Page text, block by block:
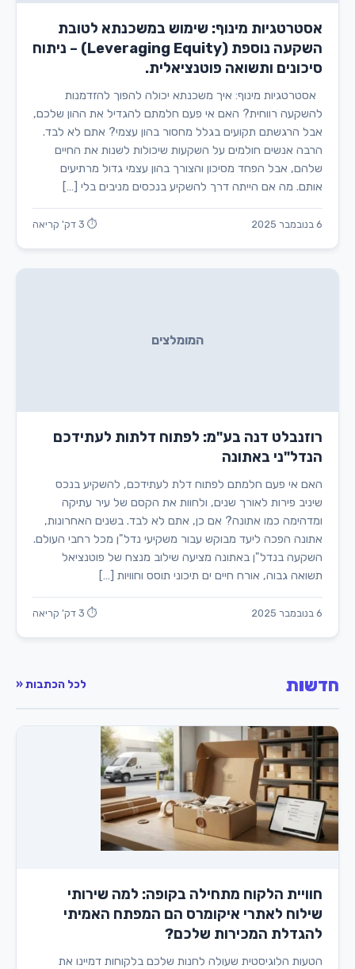
אסטרטגיות מינוף: שימוש במשכנתא לטובת
השקעה נוספת (Leveraging Equity) – ניתוח
סיכונים ותשואה פוטנציאלית.
אסטרטגיות מינוף: איך משכנתא יכולה להפוך להזדמנות
להשקעה רווחית? האם אי פעם חלמתם להגדיל את ההון שלכם,
אבל הרגשתם תקועים בגלל מחסור בהון עצמי? אתם לא לבד.
הרבה אנשים חולמים על השקעות שיכולות לשנות את החיים
שלהם, אבל הפחד מסיכון והצורך בהון עצמי גדול מרתיעים
אותם. מה אם הייתה דרך להשקיע בנכסים מניבים בלי […]
6 בנובמבר 2025 ⏱ 3 דק' קריאה
המומלצים
רוזנבלט דנה בע"מ: לפתוח דלתות לעתידכם
הנדל"ני באתונה
האם אי פעם חלמתם לפתוח דלת לעתידכם, להשקיע בנכס
שיניב פירות לאורך שנים, ולחוות את הקסם של עיר עתיקה
ומדהימה כמו אתונה? אם כן, אתם לא לבד. בשנים האחרונות,
אתונה הפכה ליעד מבוקש עבור משקיעי נדל"ן מכל רחבי העולם.
השקעה בנדל"ן באתונה מציעה שילוב מנצח של פוטנציאל
תשואה גבוה, אורח חיים ים תיכוני תוסס וחוויות […]
6 בנובמבר 2025 ⏱ 3 דק' קריאה
חדשות לכל הכתבות «
חוויית הלקוח מתחילה בקופה: למה שירותי
שילוח לאתרי איקומרס הם המפתח האמיתי
להגדלת המכירות שלכם?
הטעות הלוגיסטית שעולה לחנות שלכם בלקוחות דמיינו את